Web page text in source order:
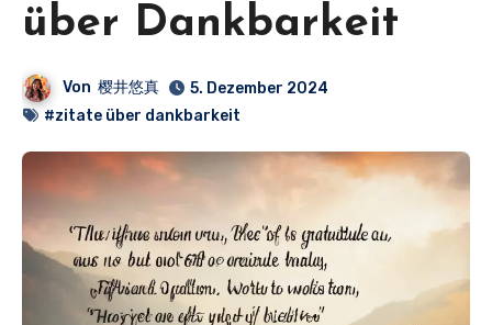
über Dankbarkeit
Von 樱井悠真
5. Dezember 2024
#zitate über dankbarkeit